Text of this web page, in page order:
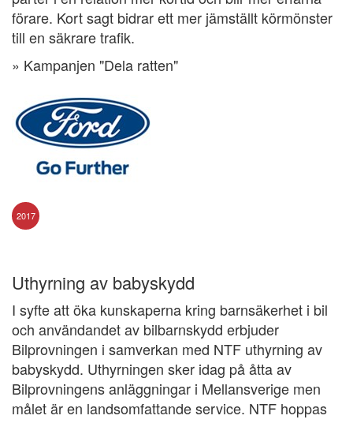
förare. Kort sagt bidrar ett mer jämställt körmönster
till en säkrare trafik.
» Kampanjen "Dela ratten"
2017
Uthyrning av babyskydd
I syfte att öka kunskaperna kring barnsäkerhet i bil
och användandet av bilbarnskydd erbjuder
Bilprovningen i samverkan med NTF uthyrning av
babyskydd. Uthyrningen sker idag på åtta av
Bilprovningens anläggningar i Mellansverige men
målet är en landsomfattande service. NTF hoppas